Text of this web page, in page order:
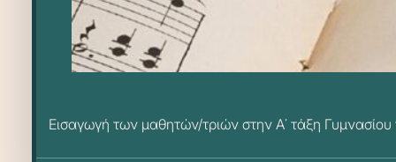
Εισαγωγή των μαθητών/τριών στην Α΄ τάξη